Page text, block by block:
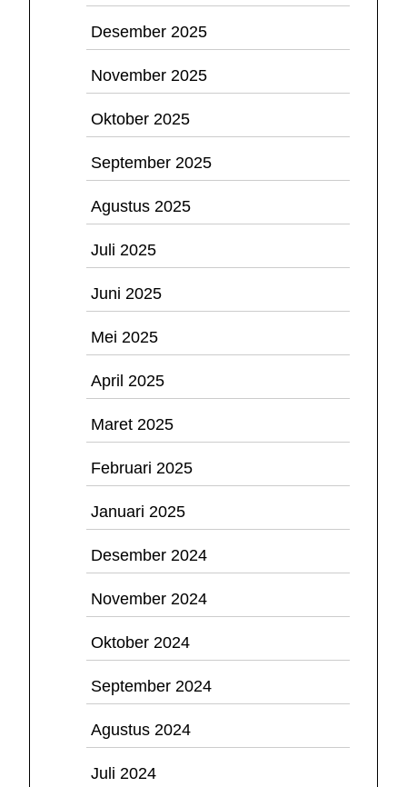
Desember 2025
November 2025
Oktober 2025
September 2025
Agustus 2025
Juli 2025
Juni 2025
Mei 2025
April 2025
Maret 2025
Februari 2025
Januari 2025
Desember 2024
November 2024
Oktober 2024
September 2024
Agustus 2024
Juli 2024